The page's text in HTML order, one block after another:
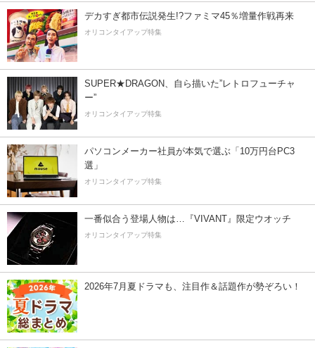
デカすぎ都市伝説発生!?ファミマ45％増量作戦再来
オリコンタイアップ特集
SUPER★DRAGON、自ら描いた”レトロフューチャ
ー”
オリコンタイアップ特集
パソコンメーカー社員が本気で選ぶ「10万円台PC3
選」
オリコンタイアップ特集
一番似合う登場人物は…『VIVANT』限定ウオッチ
オリコンタイアップ特集
2026年7月夏ドラマも、注目作＆話題作が勢ぞろい！